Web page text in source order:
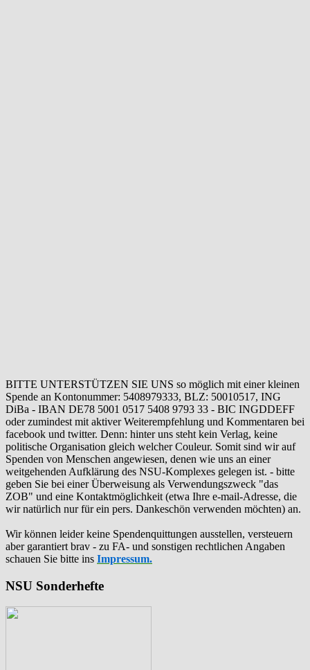
BITTE UNTERSTÜTZEN SIE UNS so möglich mit einer kleinen
Spende an Kontonummer: 5408979333, BLZ: 50010517, ING
DiBa - IBAN DE78 5001 0517 5408 9793 33 - BIC INGDDEFF
oder zumindest mit aktiver Weiterempfehlung und Kommentaren bei
facebook und twitter. Denn: hinter uns steht kein Verlag, keine
politische Organisation gleich welcher Couleur. Somit sind wir auf
Spenden von Menschen angewiesen, denen wie uns an einer
weitgehenden Aufklärung des NSU-Komplexes gelegen ist. - bitte
geben Sie bei einer Überweisung als Verwendungszweck "das
ZOB" und eine Kontaktmöglichkeit (etwa Ihre e-mail-Adresse, die
wir natürlich nur für ein pers. Dankeschön verwenden möchten) an.
Wir können leider keine Spendenquittungen ausstellen, versteuern
aber garantiert brav - zu FA- und sonstigen rechtlichen Angaben
schauen Sie bitte ins Impressum.
NSU Sonderhefte